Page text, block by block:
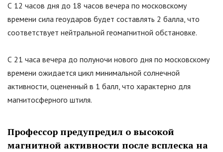
С 12 часов дня до 18 часов вечера по московскому
времени сила геоударов будет составлять 2 балла, что
соответствует нейтральной геомагнитной обстановке.
С 21 часа вечера до полуночи нового дня по московскому
времени ожидается цикл минимальной солнечной
активности, оцененный в 1 балл, что характерно для
магнитосферного штиля.
Профессор предупредил о высокой
магнитной активности после всплеска на